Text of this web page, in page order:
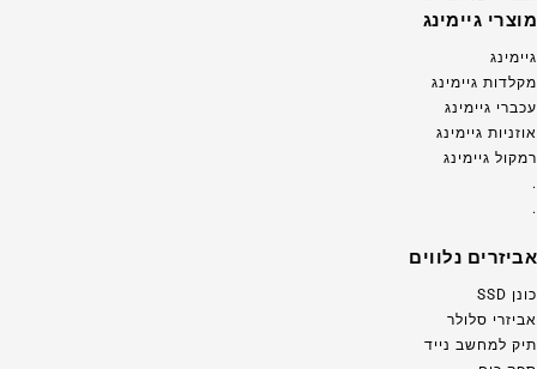
מוצרי גיימינג
גיימינג
מקלדות גיימינג
עכברי גיימינג
אוזניות גיימינג
רמקול גיימינג
.
.
אביזרים נלווים
כונן SSD
אביזרי סלולר
תיק למחשב נייד